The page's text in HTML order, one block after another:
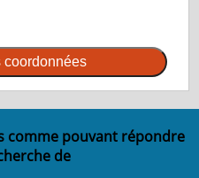
coordonnées
comme pouvant répondre
de